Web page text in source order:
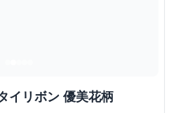
イリボン 優美花柄